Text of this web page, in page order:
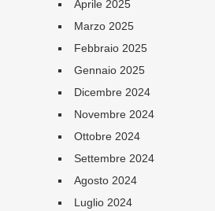
Aprile 2025
Marzo 2025
Febbraio 2025
Gennaio 2025
Dicembre 2024
Novembre 2024
Ottobre 2024
Settembre 2024
Agosto 2024
Luglio 2024